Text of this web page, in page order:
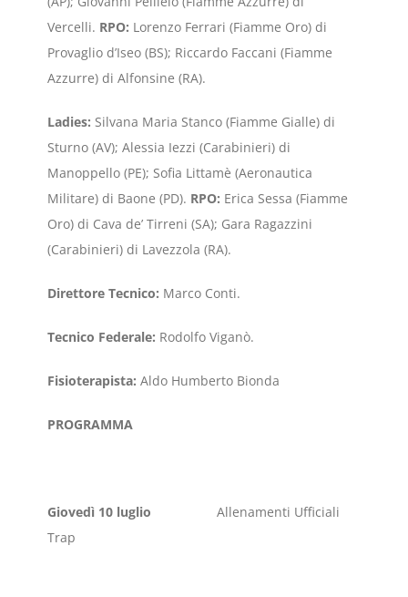
Vercelli. RPO: Lorenzo Ferrari (Fiamme Oro) di
Provaglio d’Iseo (BS); Riccardo Faccani (Fiamme
Azzurre) di Alfonsine (RA).
Ladies: Silvana Maria Stanco (Fiamme Gialle) di
Sturno (AV); Alessia Iezzi (Carabinieri) di
Manoppello (PE); Sofia Littamè (Aeronautica
Militare) di Baone (PD). RPO: Erica Sessa (Fiamme
Oro) di Cava de’ Tirreni (SA); Gara Ragazzini
(Carabinieri) di Lavezzola (RA).
Direttore Tecnico: Marco Conti.
Tecnico Federale: Rodolfo Viganò.
Fisioterapista: Aldo Humberto Bionda
PROGRAMMA
Giovedì 10 luglioAllenamenti Ufficiali
Trap